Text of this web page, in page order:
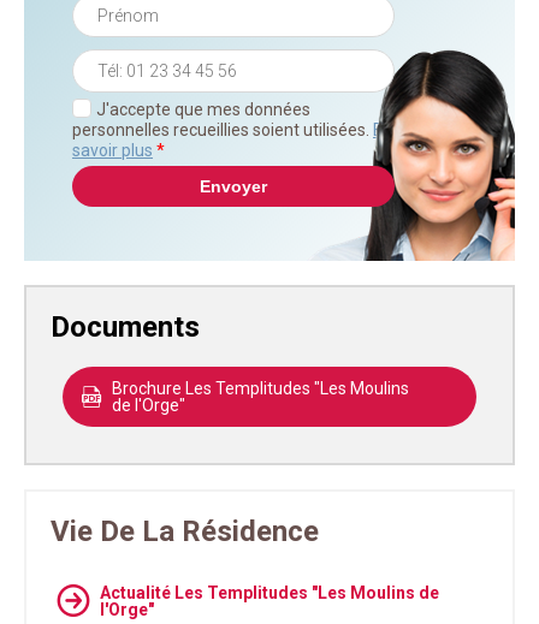
J'accepte que mes données
personnelles recueillies soient utilisées. En
savoir plus *
Documents
Brochure Les Templitudes "Les Moulins
de l'Orge"
Vie De La Résidence
Actualité Les Templitudes "Les Moulins de
l'Orge"